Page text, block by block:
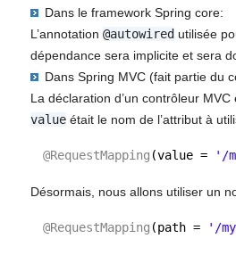
Dans le framework Spring core:
L’annotation @autowired utilisée
dépendance sera implicite et sera
Dans Spring MVC (fait partie du
La déclaration d’un contrôleur MVC
valueétait le nom de l’attribut à
@RequestMapping (value = '/
Désormais, nous allons utiliser un
@RequestMapping (path = '/